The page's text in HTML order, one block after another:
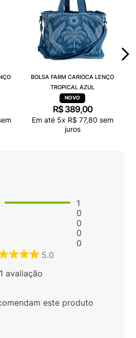
BOLSA FARM CARIOCA LENÇO
TROPICAL AZUL
R$ 389,00
Em até 5x R$ 77,80 sem
juros
1
0
0
0
0
5.0
1 avaliação
este produto